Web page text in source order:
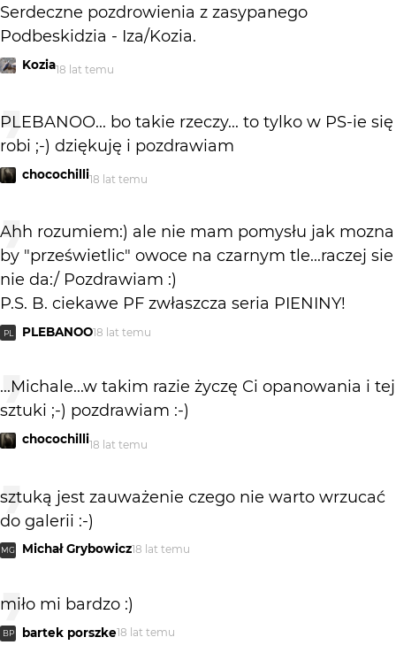
Serdeczne pozdrowienia z zasypanego
Podbeskidzia - Iza/Kozia.
Kozia18 lat temu
PLEBANOO... bo takie rzeczy... to tylko w PS-ie się
robi ;-) dziękuję i pozdrawiam
chocochilli18 lat temu
Ahh rozumiem:) ale nie mam pomysłu jak mozna
by "prześwietlic" owoce na czarnym tle...raczej sie
nie da:/ Pozdrawiam :)
P.S. B. ciekawe PF zwłaszcza seria PIENINY!
PL PLEBANOO18 lat temu
...Michale...w takim razie życzę Ci opanowania i tej
sztuki ;-) pozdrawiam :-)
chocochilli18 lat temu
sztuką jest zauważenie czego nie warto wrzucać
do galerii :-)
MG Michał Grybowicz18 lat temu
miło mi bardzo :)
BP bartek porszke18 lat temu